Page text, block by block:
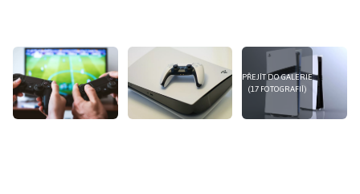
PŘEJÍT DO GALERIE
(17 FOTOGRAFIÍ)